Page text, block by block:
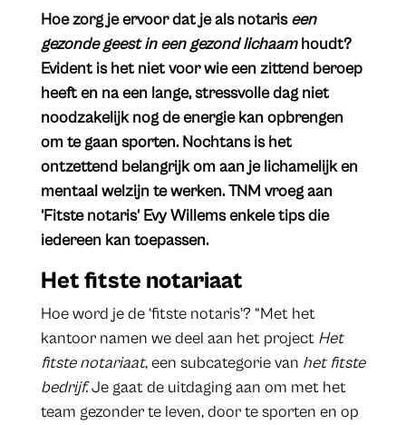
​Hoe zorg je ervoor dat je als notariseen
gezonde geest in een gezond lichaamhoudt?
Evident is het niet voor wie een zittend beroep
heeft en na een lange, stressvolle dag niet
noodzakelijk nog de energie kan opbrengen
om te gaan sporten. Nochtans is het
ontzettend belangrijk om aan je lichamelijk en
mentaal welzijn te werken. TNM vroeg aan
‘Fitste notaris’ Evy Willems enkele tips die
iedereen kan toepassen.
Het fitste notariaat
Hoe word je de ‘fitste notaris’? “Met het
kantoor namen we deel aan het project Het
fitste notariaat, een subcategorie van het fitste
bedrijf.Je gaat de uitdaging aan om met het
team gezonder te leven, door te sporten en op